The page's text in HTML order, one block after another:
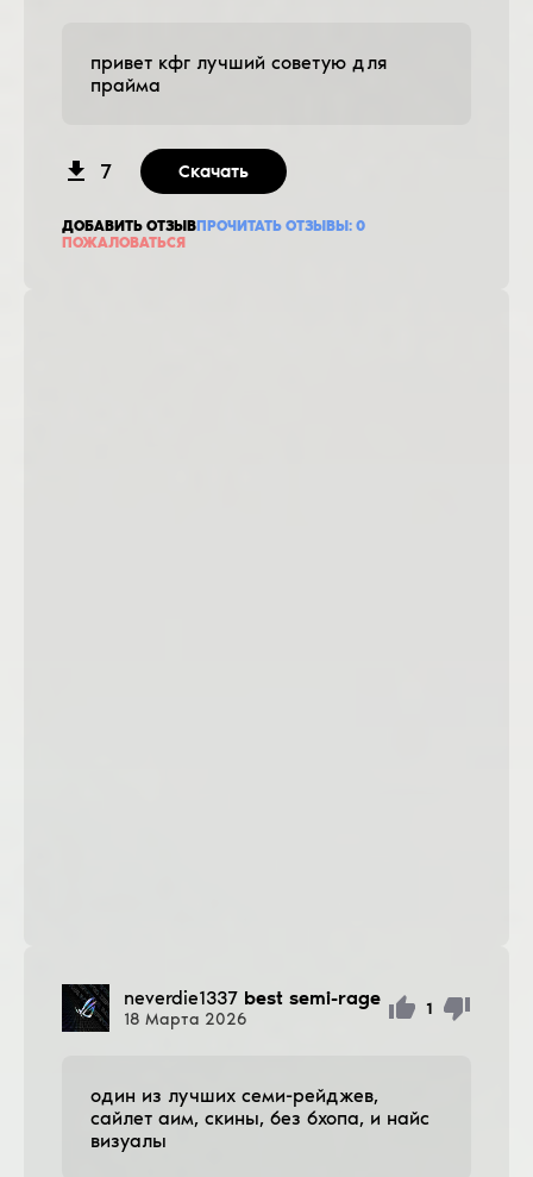
привет кфг лучший советую для
прайма
7 Скачать
ДОБАВИТЬ ОТЗЫВПРОЧИТАТЬ ОТЗЫВЫ: 0
ПОЖАЛОВАТЬСЯ
neverdie1337 best semi-rage
18 Марта 2026
1
один из лучших семи-рейджев,
сайлет аим, скины, без бхопа, и найс
визуалы